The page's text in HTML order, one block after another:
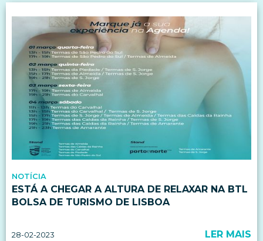
NOTÍCIA
ESTÁ A CHEGAR A ALTURA DE RELAXAR NA BTL
BOLSA DE TURISMO DE LISBOA
28-02-2023 LER MAIS